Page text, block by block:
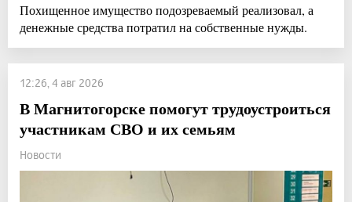
Похищенное имущество подозреваемый реализовал, а
денежные средства потратил на собственные нужды.
12:26, 4 авг 2026
В Магнитогорске помогут трудоустроиться
участникам СВО и их семьям
Новости